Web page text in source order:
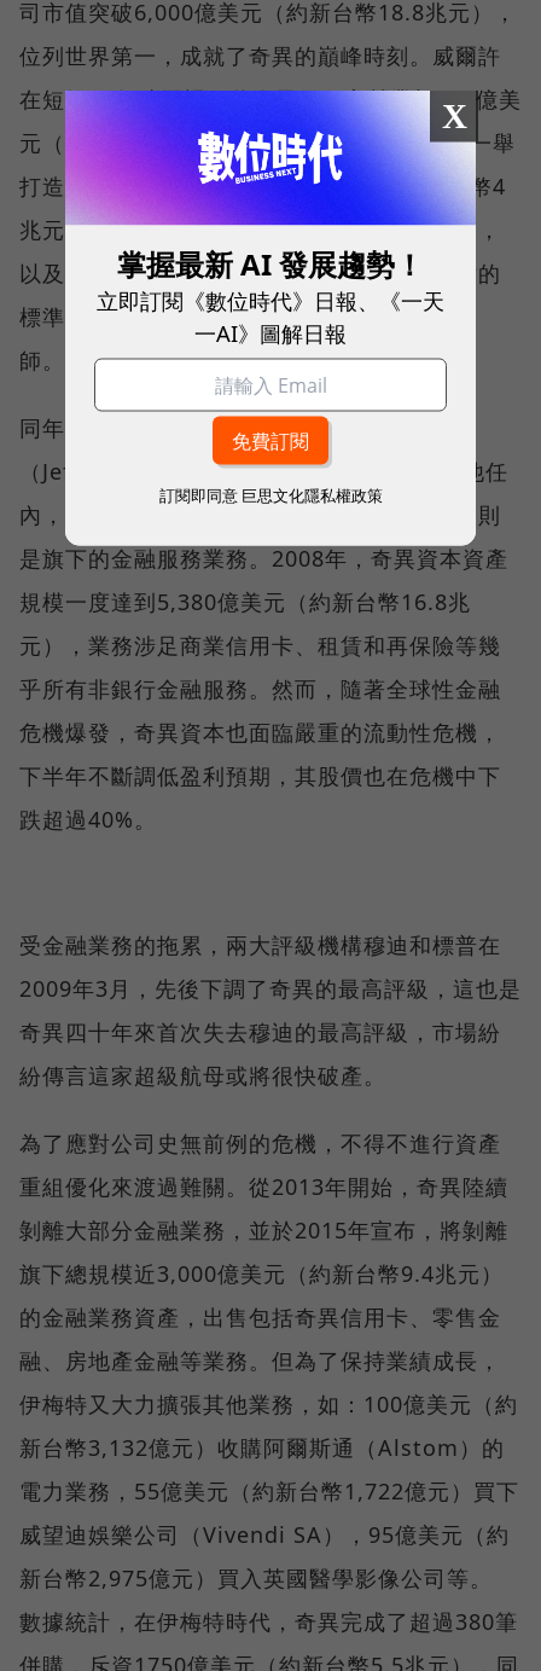
司市值突破6,000億美元（約新台幣18.8兆元），
位列世界第一，成就了奇異的巔峰時刻。威爾許
在短短20年時間裡，將奇異從一家營業額250億美
元（約新台幣7,829億元）的工業製造公司，一舉
打造為一家營業額達到1,250億美元（約新台幣4
兆元）的商業帝國，其構建的職業化管理制度，
以及分權化改革措施，成為那個時代全球效仿的
標準，這位CEO也被稱為世界最偉大的管理大
師。
同年，威爾許親自挑選的繼任者傑夫·伊梅特
（Jeffrey R. Immelt）接任CEO，也就是在他任
內，奇異從頂峰走向崩潰邊緣，「罪魁禍首」則
是旗下的金融服務業務。2008年，奇異資本資產
規模一度達到5,380億美元（約新台幣16.8兆
元），業務涉足商業信用卡、租賃和再保險等幾
乎所有非銀行金融服務。然而，隨著全球性金融
危機爆發，奇異資本也面臨嚴重的流動性危機，
下半年不斷調低盈利預期，其股價也在危機中下
跌超過40%。
受金融業務的拖累，兩大評級機構穆迪和標普在
2009年3月，先後下調了奇異的最高評級，這也是
奇異四十年來首次失去穆迪的最高評級，市場紛
紛傳言這家超級航母或將很快破產。
為了應對公司史無前例的危機，不得不進行資產
重組優化來渡過難關。從2013年開始，奇異陸續
剝離大部分金融業務，並於2015年宣布，將剝離
旗下總規模近3,000億美元（約新台幣9.4兆元）
的金融業務資產，出售包括奇異信用卡、零售金
融、房地產金融等業務。但為了保持業績成長，
伊梅特又大力擴張其他業務，如：100億美元（約
新台幣3,132億元）收購阿爾斯通（Alstom）的
電力業務，55億美元（約新台幣1,722億元）買下
威望迪娛樂公司（Vivendi SA），95億美元（約
新台幣2,975億元）買入英國醫學影像公司等。
數據統計，在伊梅特時代，奇異完成了超過380筆
X
掌握最新 AI 發展趨勢！
立即訂閱《數位時代》日報、《一天
一AI》圖解日報
訂閱即同意 巨思文化隱私權政策